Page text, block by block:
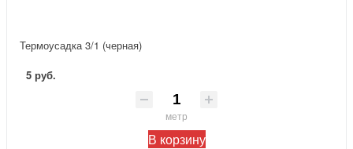
Термоусадка 3/1 (черная)
5 руб.
метр
В корзину